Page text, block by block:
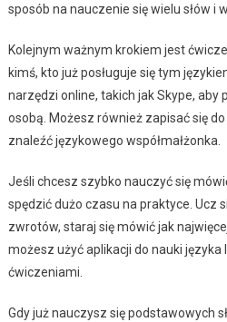
sposób na nauczenie się wielu słów i
Kolejnym ważnym krokiem jest
kimś, kto już posługuje się tym
narzędzi online, takich jak Skype,
osobą. Możesz również zapisać się
znaleźć językowego współmałżonka.
Jeśli chcesz szybko nauczyć się
spędzić dużo czasu na praktyce. Ucz
zwrotów, staraj się mówić jak
możesz użyć aplikacji do nauki języka
ćwiczeniami.
Gdy już nauczysz się podstawowych